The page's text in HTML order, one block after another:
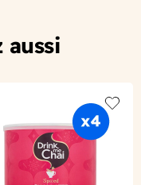
aussi
Add